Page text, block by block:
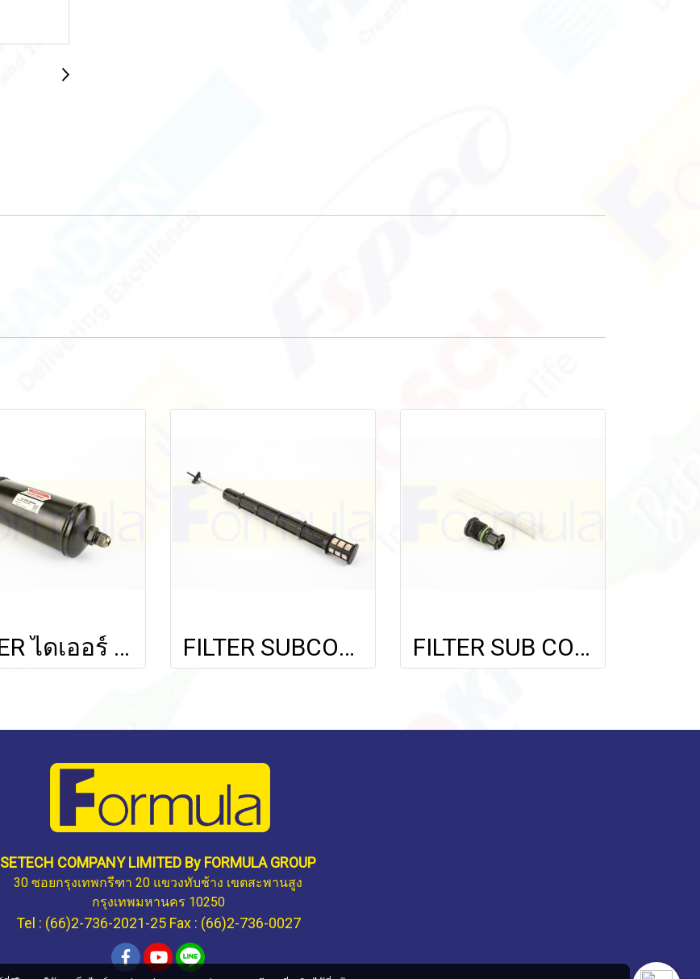
FILTER ไดเออร์ 3/4" FLARE (DR-674) FILTER SUBCOOL FOR BENZ VITO NCV 2/VOLKSWAGEN CARAVELLE T5 (PART-997A) FILTER SUB COOL CUP/M25 (PART-598)
SETECH COMPANY LIMITED By FORMULA GROUP
30 ซอยกรุงเทพกรีฑา 20 แขวงทับช้าง เขตสะพานสูง
กรุงเทพมหานคร 10250
Tel : (66)2-736-2021-25 Fax : (66)2-736-0027